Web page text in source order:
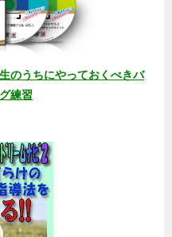
のうちにやっておくべきバ
練習